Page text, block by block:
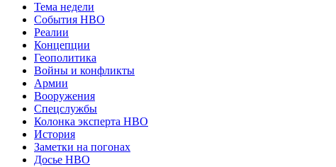
Тема недели
События НВО
Реалии
Концепции
Геополитика
Войны и конфликты
Армии
Вооружения
Спецслужбы
Колонка эксперта НВО
История
Заметки на погонах
Досье НВО